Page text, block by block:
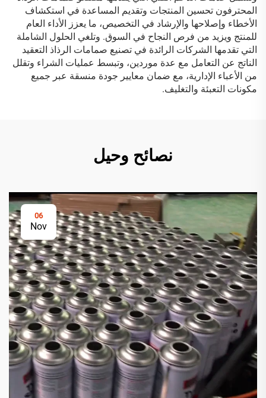
المحترفون تحسين المنتجات وتقديم المساعدة في استكشاف
الأخطاء وإصلاحها والإرشاد في التخصيص، ما يعزز الأداء العام
للمنتج ويزيد من فرص النجاح في السوق. وتلغي الحلول الشاملة
التي تقدمها الشركات الرائدة في تصنيع صمامات الرذاذ التعقيد
الناتج عن التعامل مع عدة موردين، وتبسط عمليات الشراء وتقلل
من الأعباء الإدارية، مع ضمان معايير جودة منسقة عبر جميع
مكونات التعبئة والتغليف.
نصائح وحيل
06
Nov